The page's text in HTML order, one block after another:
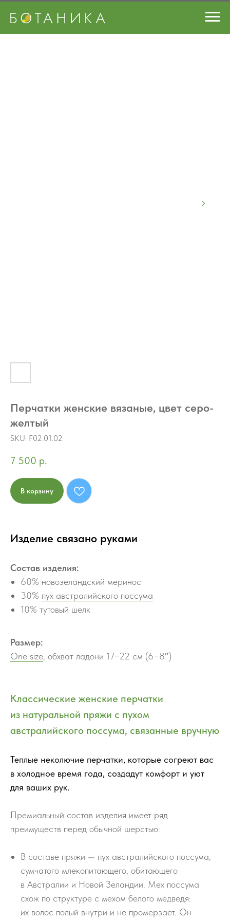
Перчатки женские вязаные, цвет серо-
желтый
SKU: F02.01.02
7 500 р.
В корзину
Изделие связано руками
Состав изделия:
60% новозеландский меринос
30% пух австралийского поссума
10% тутовый шелк
Размер:
One size , обхват ладони 17−22 см (6−8″)
Классические женские перчатки
из натуральной пряжи с пухом
австралийского поссума, связанные вручную
Теплые неколючие перчатки, которые согреют вас
в холодное время года, создадут комфорт и уют
для ваших рук.
Премиальный состав изделия имеет ряд
преимуществ перед обычной шерстью:
В составе пряжи — пух австралийского поссума,
сумчатого млекопитающего, обитающего
в Австралии и Новой Зеландии. Мех поссума
схож по структуре с мехом белого медведя:
их волос полый внутри и не промерзает. Он